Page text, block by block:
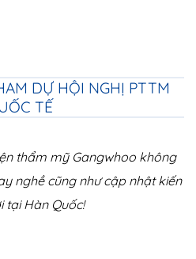
DỰ HỘI NGHỊ PTTM
TẾ
thẩm mỹ Gangwhoo không
nghề cũng như cập nhật kiến
tại Hàn Quốc!